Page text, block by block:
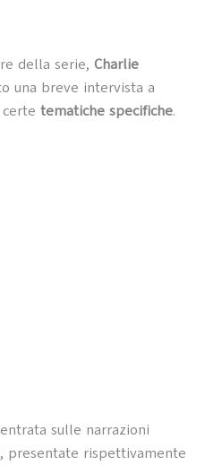
della serie, Charlie
una breve intervista a
tematiche specifiche.
sulle narrazioni
, presentate rispettivamente